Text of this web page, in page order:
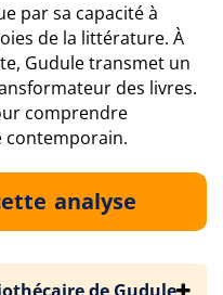
par sa capacité à
de la littérature. À
Gudule transmet un
des livres.
comprendre
contemporain.
analyse